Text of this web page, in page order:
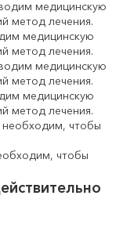
медицинскую
метод лечения.
медицинскую
метод лечения.
чтобы